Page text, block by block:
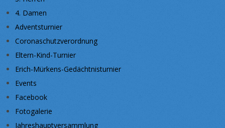
4. Damen
Adventsturnier
Coronaschutzverordnung
Eltern-Kind-Turnier
Erich-Mürkens-Gedächtnisturnier
Events
Facebook
Fotogalerie
Jahreshauptversammlung